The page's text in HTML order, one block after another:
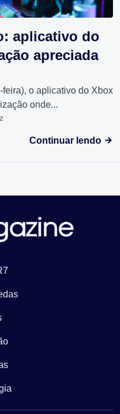
aplicativo do
apreciada
o aplicativo do Xbox
onde...
Continuar lendo